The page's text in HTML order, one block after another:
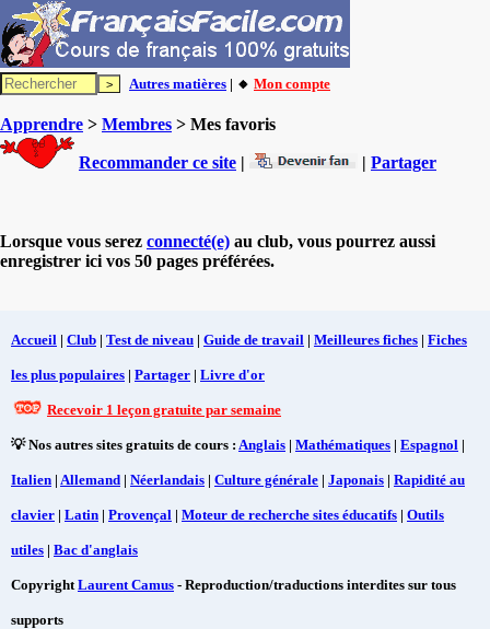
Autres matières | 🔸 Mon compte
Apprendre > Membres > Mes favoris
Recommander ce site | | Partager
Lorsque vous serez connecté(e) au club, vous pourrez aussi
enregistrer ici vos 50 pages préférées.
Accueil | Club | Test de niveau | Guide de travail | Meilleures fiches | Fiches
les plus populaires | Partager | Livre d'or
Recevoir 1 leçon gratuite par semaine
💡 Nos autres sites gratuits de cours : Anglais | Mathématiques | Espagnol |
Italien | Allemand | Néerlandais | Culture générale | Japonais | Rapidité au
clavier | Latin | Provençal | Moteur de recherche sites éducatifs | Outils
utiles | Bac d'anglais
CopyrightLaurent Camus - Reproduction/traductions interdites sur tous
supports